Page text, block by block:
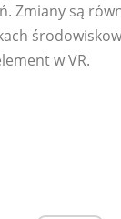
Zmiany są
w VR.